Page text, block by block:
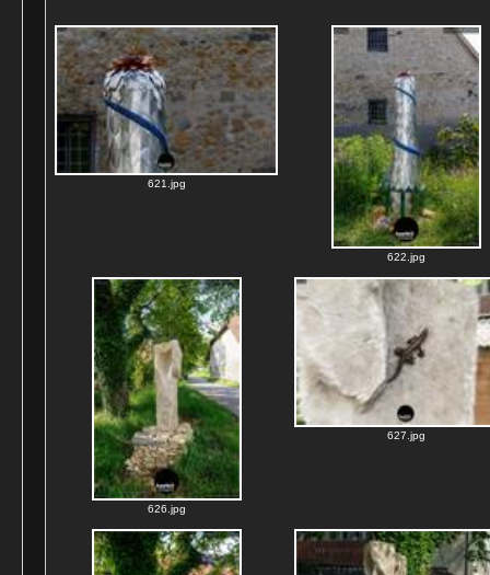
621.jpg
622.jpg
626.jpg
627.jpg